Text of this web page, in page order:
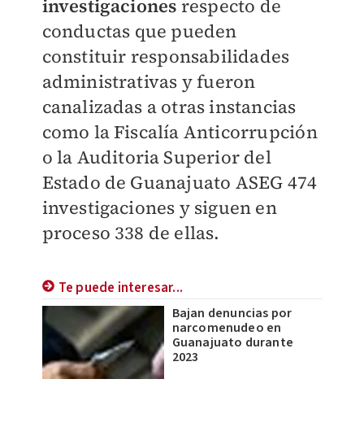
investigaciones respecto de
conductas que pueden
constituir responsabilidades
administrativas y fueron
canalizadas a otras instancias
como la Fiscalía Anticorrupción
o la Auditoria Superior del
Estado de Guanajuato ASEG 474
investigaciones y siguen en
proceso 338 de ellas.
Te puede interesar...
Bajan denuncias por
narcomenudeo en
Guanajuato durante
2023